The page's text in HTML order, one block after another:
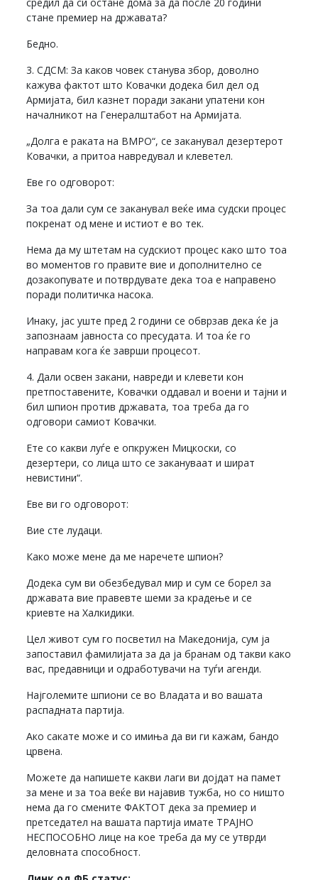
стане премиер на државата?
Бедно.
3. СДСМ: За каков човек станува збор, доволно
кажува фактот што Ковачки додека бил дел од
Армијата, бил казнет поради закани упатени кон
началникот на Генералштабот на Армијата.
„Долга е раката на ВМРО“, се заканувал дезертерот
Ковачки, а притоа навредувал и клеветел.
Еве го одговорот:
За тоа дали сум се заканувал веќе има судски процес
покренат од мене и истиот е во тек.
Нема да му штетам на судскиот процес како што тоа
во моментов го правите вие и дополнително се
дозакопувате и потврдувате дека тоа е направено
поради политичка насока.
Инаку, јас уште пред 2 години се обврзав дека ќе ја
запознаам јавноста со пресудата. И тоа ќе го
направам кога ќе заврши процесот.
4. Дали освен закани, навреди и клевети кон
претпоставените, Ковачки оддавал и воени и тајни и
бил шпион против државата, тоа треба да го
одговори самиот Ковачки.
Ете со какви луѓе е опкружен Мицкоски, со
дезертери, со лица што се закануваат и шират
невистини“.
Еве ви го одговорот:
Вие сте лудаци.
Како може мене да ме наречете шпион?
Додека сум ви обезбедувал мир и сум се борел за
државата вие правевте шеми за крадење и се
криевте на Халкидики.
Цел живот сум го посветил на Македонија, сум ја
запоставил фамилијата за да ја бранам од такви како
вас, предавници и одработувачи на туѓи агенди.
Најголемите шпиони се во Владата и во вашата
распадната партија.
Ако сакате може и со имиња да ви ги кажам, бандо
црвена.
Можете да напишете какви лаги ви дојдат на памет
за мене и за тоа веќе ви најавив тужба, но со ништо
нема да го смените ФАКТОТ дека за премиер и
претседател на вашата партија имате ТРАЈНО
НЕСПОСОБНО лице на кое треба да му се утврди
деловната способност.